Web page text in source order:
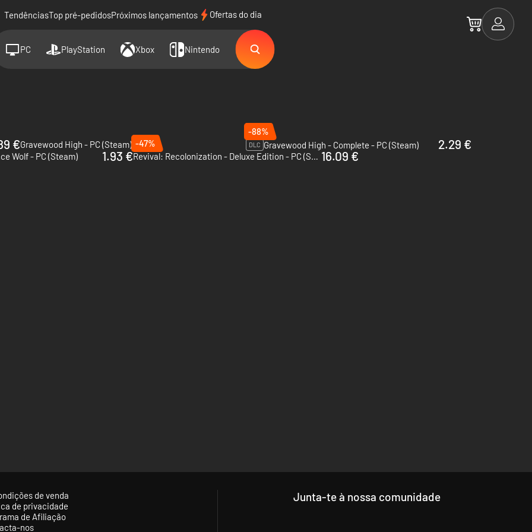
TendênciasTop pré-pedidosPróximos lançamentos Ofertas do dia
PC PlayStation Xbox Nintendo
€Gravewood High - PC (Steam)
-88%
DLC Gravewood High - Complete - PC (Steam) 2.29 €
Wolf - PC (Steam) 1.93 €
-47%
Revival: Recolonization - Deluxe Edition - PC (Steam) 16.09 €
de venda
de privacidade
de Afiliação
nos
Junta-te à nossa comunidade